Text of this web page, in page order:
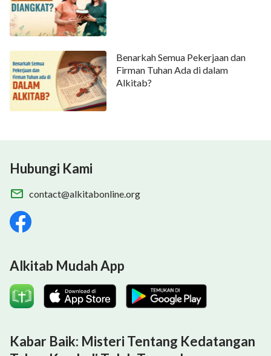
Benarkah Semua Pekerjaan dan
Firman Tuhan Ada di dalam
Alkitab?
Hubungi Kami
contact@alkitabonline.org
Alkitab Mudah App
Kabar Baik: Misteri Tentang Kedatangan